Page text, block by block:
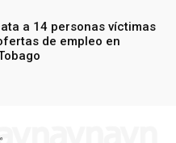
a 14 personas víctimas
de empleo en